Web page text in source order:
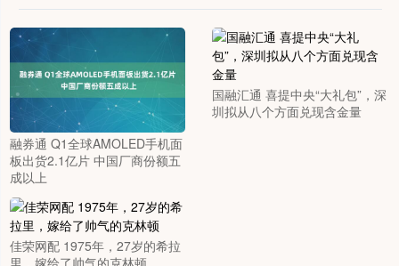
融券通 Q1全球AMOLED手机面
板出货2.1亿片 中国厂商份额五
成以上
国融汇通 喜提中央“大礼包”，深
圳拟从八个方面兑现含金量
佳荣网配 1975年，27岁的希拉